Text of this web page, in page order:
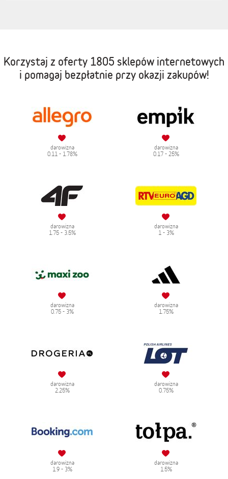
Korzystaj z oferty 1805 sklepów internetowych
i pomagaj bezpłatnie przy okazji zakupów!
darowizna
0.11 - 1.78%
darowizna
0.17 - 25%
darowizna
1.75 - 3.5%
darowizna
1 - 3%
darowizna
0.75 - 3%
darowizna
1.75%
darowizna
2.25%
darowizna
0.75%
darowizna
1.9 - 3%
darowizna
1.5%